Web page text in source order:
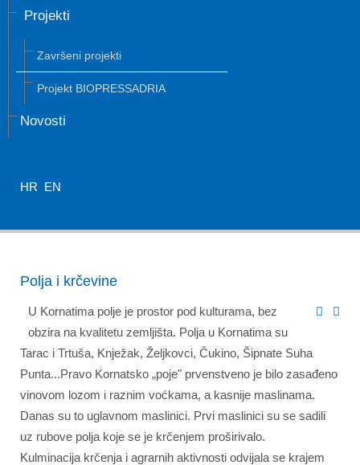
Projekti
Završeni projekti
Projekt BIOPRESSADRIA
Novosti
HR EN
Polja i krčevine
U Kornatima polje je prostor pod kulturama, bez
obzira na kvalitetu zemljišta. Polja u Kornatima su
Tarac i Trtuša, Knježak, Željkovci, Čukino, Šipnate Suha
Punta...Pravo Kornatsko „poje" prvenstveno je bilo zasađeno
vinovom lozom i raznim voćkama, a kasnije maslinama.
Danas su to uglavnom maslinici. Prvi maslinici su se sadili
uz rubove polja koje se je krčenjem proširivalo.
Kulminacija krčenja i agrarnih aktivnosti odvijala se krajem